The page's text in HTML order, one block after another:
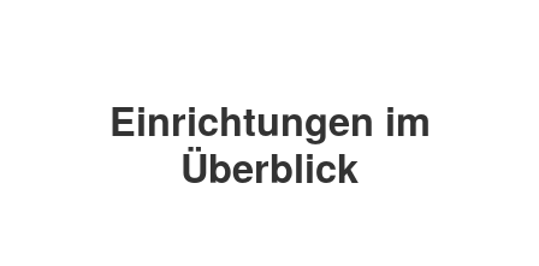
Einrichtungen im
Überblick